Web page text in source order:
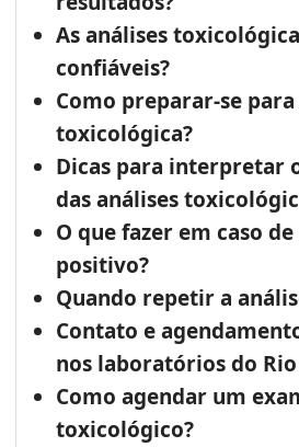
As análises
confiáveis?
Como preparar-se
toxicológica?
Dicas para interpretar
das análises
O que fazer em caso
positivo?
Quando repetir a
Contato e
nos laboratórios do
Como agendar um
toxicológico?